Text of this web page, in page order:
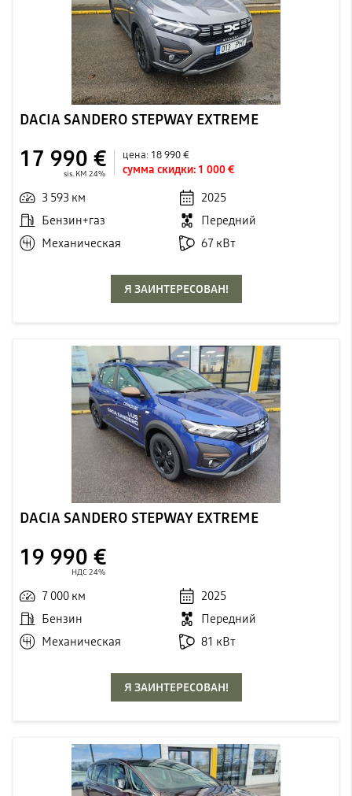
DACIA SANDERO STEPWAY EXTREME
17 990 €
sis. KM 24%
цена: 18 990 €
сумма скидки: 1 000 €
3 593 км
2025
Бензин+газ
Передний
Механическая
67 кВт
Я ЗАИНТЕРЕСОВАН!
DACIA SANDERO STEPWAY EXTREME
19 990 €
НДС 24%
7 000 км
2025
Бензин
Передний
Механическая
81 кВт
Я ЗАИНТЕРЕСОВАН!